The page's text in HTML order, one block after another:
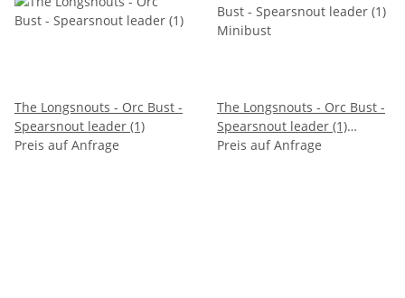
The Longsnouts - Orc Bust -
Spearsnout leader (1)
Preis auf Anfrage
The Longsnouts - Orc Bust -
Spearsnout leader (1)
Minibust
Preis auf Anfrage